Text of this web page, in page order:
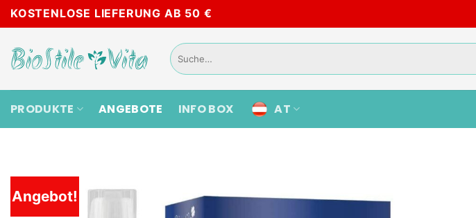
Skip
to
KOSTENLOSE LIEFERUNG AB 50 €
Suche
nach:
PRODUKTE ANGEBOTE INFO BOX AT
Angebot!